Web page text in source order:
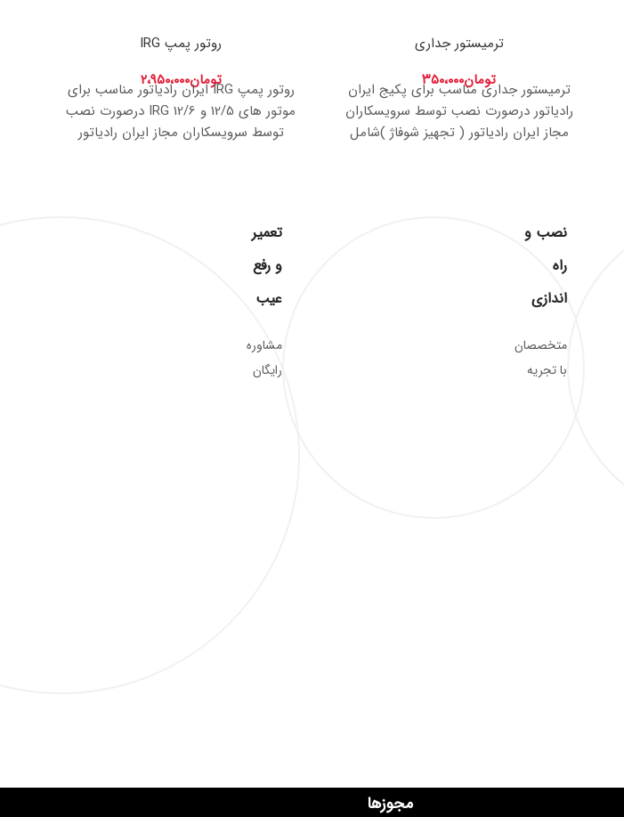
ترمیستور جداری
تومان۳۵۰،۰۰۰
ترمیستور جداری مناسب برای پکیج ایران
رادیاتور درصورت نصب توسط سرویسکاران
مجاز ایران رادیاتور ( تجهیز شوفاژ )شامل
روتور پمپ IRG
تومان۲،۹۵۰،۰۰۰
روتور پمپ IRG ایران رادیاتور مناسب برای
موتور های 12/5 و 12/6 IRG درصورت نصب
توسط سرویسکاران مجاز ایران رادیاتور
تعمیر
و رفع
عیب
مشاوره
رایگان
نصب و
راه
اندازی
متخصصان
با تجریه
مجوزها